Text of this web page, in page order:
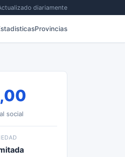
diariamente
Provincias
social